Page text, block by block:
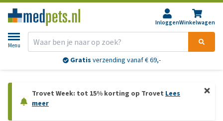
InloggenWinkelwagen
Menu
Gratis verzending vanaf € 69,-
Trovet Week: tot 15% korting op Trovet Lees
meer